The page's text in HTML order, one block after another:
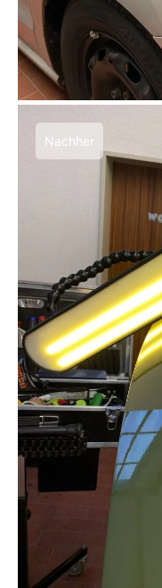
Nachher